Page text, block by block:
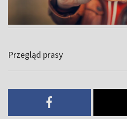
Przegląd prasy